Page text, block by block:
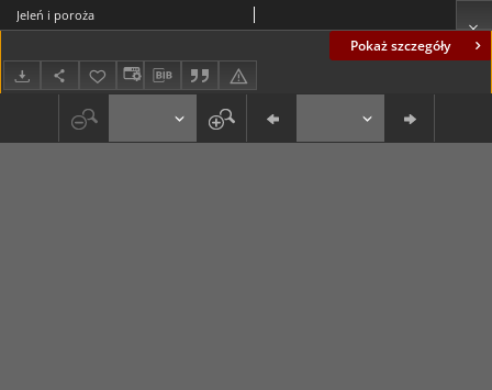
Pokaż szczegóły
Jeleń i poroża